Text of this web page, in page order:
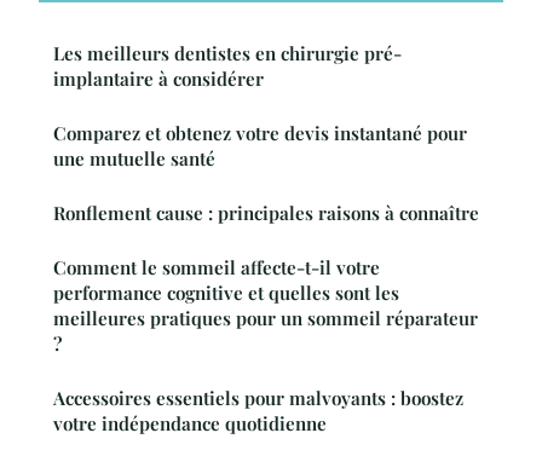
Les meilleurs dentistes en chirurgie pré-
implantaire à considérer
Comparez et obtenez votre devis instantané pour
une mutuelle santé
Ronflement cause : principales raisons à connaître
Comment le sommeil affecte-t-il votre
performance cognitive et quelles sont les
meilleures pratiques pour un sommeil réparateur
?
Accessoires essentiels pour malvoyants : boostez
votre indépendance quotidienne